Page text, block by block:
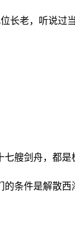
长老，听说
艘剑舟，都
条件是解散